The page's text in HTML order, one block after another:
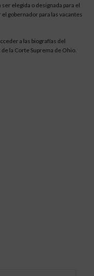
elegida o designada para el
gobernador para las vacantes
a las biografías del
la Corte Suprema de Ohio.